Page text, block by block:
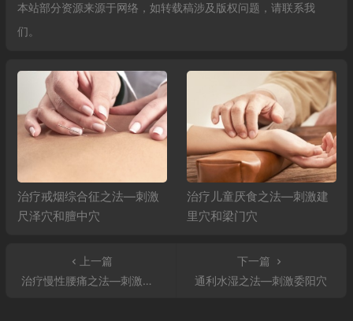
本站部分资源来源于网络，如转载稿涉及版权问题，请联系我
们。
治疗戒烟综合征之法—刺激
尺泽穴和膻中穴
治疗儿童厌食之法—刺激建
里穴和梁门穴
上一篇
治疗慢性腰痛之法—刺激飞扬穴
下一篇
通利水湿之法—刺激委阳穴